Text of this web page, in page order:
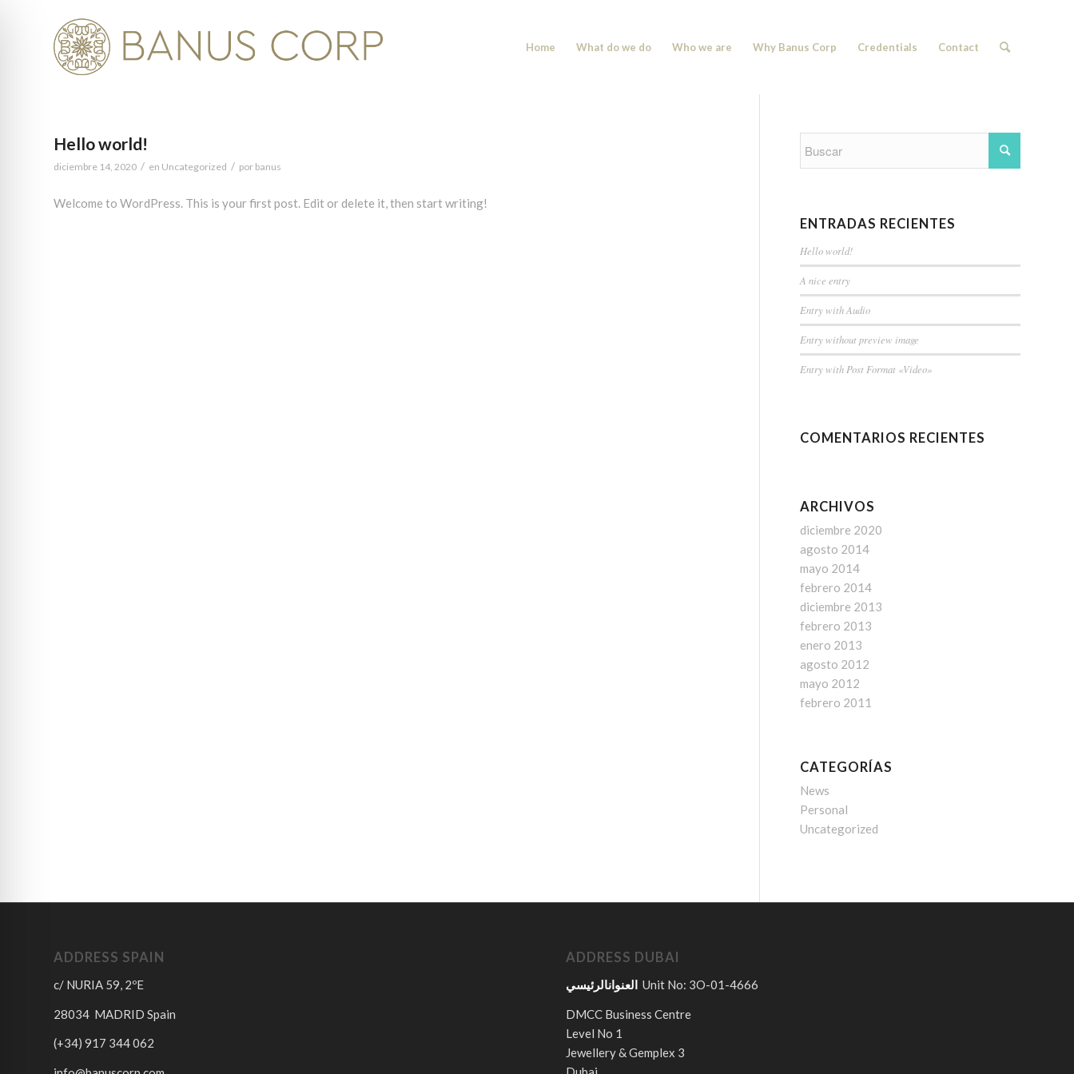
Home What do we do Who we are Why Banus Corp Credentials Contact
Hello world!
diciembre 14, 2020 / en Uncategorized / por banus
Welcome to WordPress. This is your first post. Edit or delete it, then start writing!
ENTRADAS RECIENTES
Hello world!
A nice entry
Entry with Audio
Entry without preview image
Entry with Post Format «Video»
COMENTARIOS RECIENTES
ARCHIVOS
diciembre 2020
agosto 2014
mayo 2014
febrero 2014
diciembre 2013
febrero 2013
enero 2013
agosto 2012
mayo 2012
febrero 2011
CATEGORÍAS
News
Personal
Uncategorized
ADDRESS SPAIN
c/ NURIA 59, 2ºE
28034 MADRID Spain
(+34) 917 344 062
ADDRESS DUBAI
العنوانالرئيسيUnit No: 3O-01-4666
DMCC Business Centre
Level No 1
Jewellery & Gemplex 3